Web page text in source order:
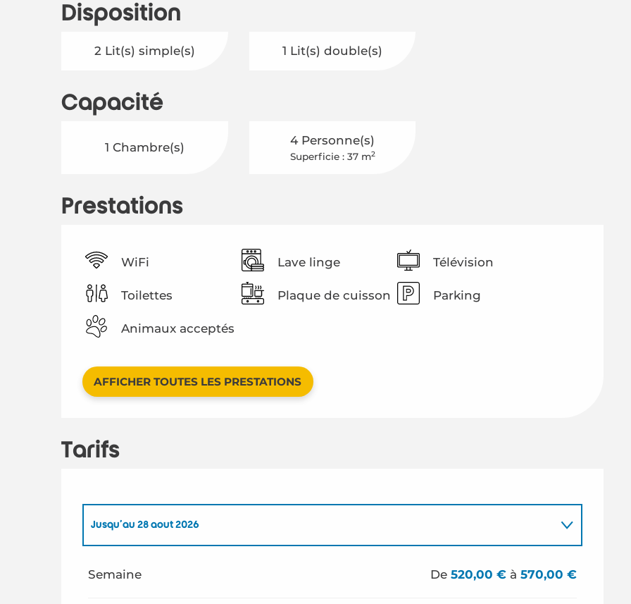
Disposition
2 Lit(s) simple(s) 1 Lit(s) double(s)
Capacité
1 Chambre(s) 4 Personne(s)
Superficie : 37 m2
Prestations
WiFi Lave linge Télévision
Toilettes Plaque de cuisson Parking
Animaux acceptés
AFFICHER TOUTES LES PRESTATIONS
Tarifs
Jusqu'au 28 août 2026
Semaine De520,00 € à570,00 €